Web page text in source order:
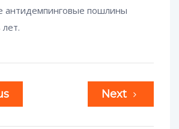
антидемпинговые пошлины
Next